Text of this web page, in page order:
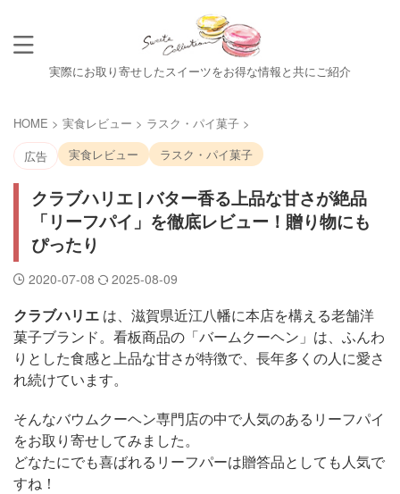
実際にお取り寄せしたスイーツをお得な情報と共にご紹介
HOME > 実食レビュー > ラスク・パイ菓子 >
広告
実食レビュー ラスク・パイ菓子
クラブハリエ | バター香る上品な甘さが絶品
「リーフパイ」を徹底レビュー！贈り物にも
ぴったり
2020-07-08 2025-08-09
クラブハリエ は、滋賀県近江八幡に本店を構える老舗洋
菓子ブランド。看板商品の「バームクーヘン」は、ふんわ
りとした食感と上品な甘さが特徴で、長年多くの人に愛さ
れ続けています。
そんなバウムクーヘン専門店の中で人気のあるリーフパイ
をお取り寄せしてみました。
どなたにでも喜ばれるリーフパーは贈答品としても人気で
すね！